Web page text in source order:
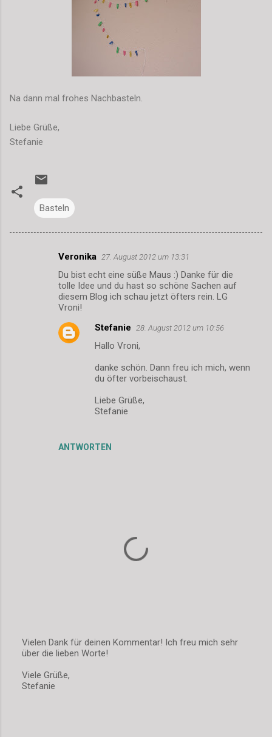
Na dann mal frohes Nachbasteln.
Liebe Grüße,
Stefanie
Basteln
Veronika 27. August 2012 um 13:31
Du bist echt eine süße Maus :) Danke für die
tolle Idee und du hast so schöne Sachen auf
diesem Blog ich schau jetzt öfters rein. LG
Vroni!
ANTWORTEN
Stefanie 28. August 2012 um 10:56
Hallo Vroni,
danke schön. Dann freu ich mich, wenn
du öfter vorbeischaust.
Liebe Grüße,
Stefanie
K
m
m
Vielen Dank für deinen Kommentar! Ich freu mich sehr
über die lieben Worte!
Viele Grüße,
Stefanie